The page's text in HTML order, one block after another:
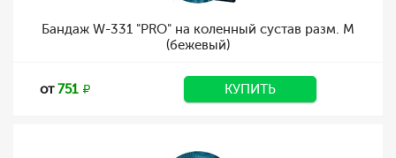
Бандаж W-331 "PRO" на коленный сустав разм. M
(бежевый)
от751 КУПИТЬ